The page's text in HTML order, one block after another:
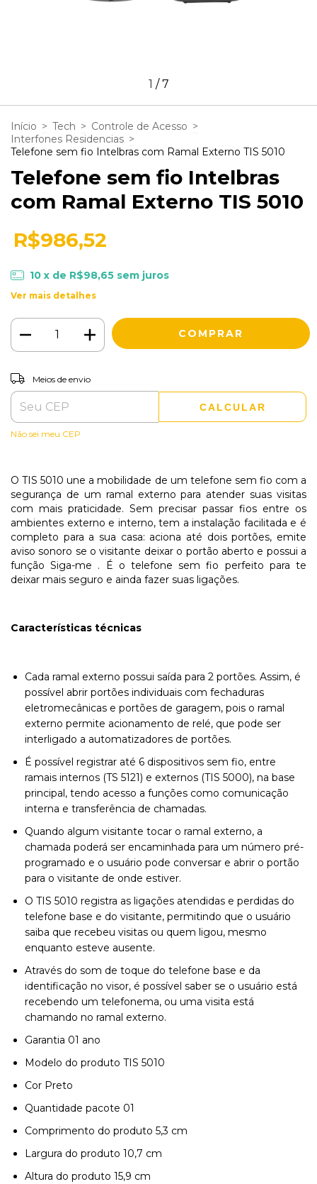
1 /7
Início > Tech > Controle de Acesso >
Interfones Residencias >
Telefone sem fio Intelbras com Ramal Externo TIS 5010
Telefone sem fio Intelbras
com Ramal Externo TIS 5010
R$986,52
10 x de R$98,65 sem juros
Ver mais detalhes
Entregas para o CEP:
Meios de envio
CALCULAR
Não sei meu CEP
O TIS 5010 une a mobilidade de um telefone sem fio com a
segurança de um ramal externo para atender suas visitas
com mais praticidade. Sem precisar passar fios entre os
ambientes externo e interno, tem a instalação facilitada e é
completo para a sua casa: aciona até dois portões, emite
aviso sonoro se o visitante deixar o portão aberto e possui a
função Siga-me . É o telefone sem fio perfeito para te
deixar mais seguro e ainda fazer suas ligações.
Características técnicas
Cada ramal externo possui saída para 2 portões. Assim, é
possível abrir portões individuais com fechaduras
eletromecânicas e portões de garagem, pois o ramal
externo permite acionamento de relé, que pode ser
interligado a automatizadores de portões.
É possível registrar até 6 dispositivos sem fio, entre
ramais internos (TS 5121) e externos (TIS 5000), na base
principal, tendo acesso a funções como comunicação
interna e transferência de chamadas.
Quando algum visitante tocar o ramal externo, a
chamada poderá ser encaminhada para um número pré-
programado e o usuário pode conversar e abrir o portão
para o visitante de onde estiver.
O TIS 5010 registra as ligações atendidas e perdidas do
telefone base e do visitante, permitindo que o usuário
saiba que recebeu visitas ou quem ligou, mesmo
enquanto esteve ausente.
Através do som de toque do telefone base e da
identificação no visor, é possível saber se o usuário está
recebendo um telefonema, ou uma visita está
chamando no ramal externo.
Garantia 01 ano
Modelo do produto TIS 5010
Cor Preto
Quantidade pacote 01
Comprimento do produto 5,3 cm
Largura do produto 10,7 cm
Altura do produto 15,9 cm